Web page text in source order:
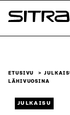
Siirry
suoraan
Sitra
ETUSIVU
LÄHIVUOSINA
JULKAISU